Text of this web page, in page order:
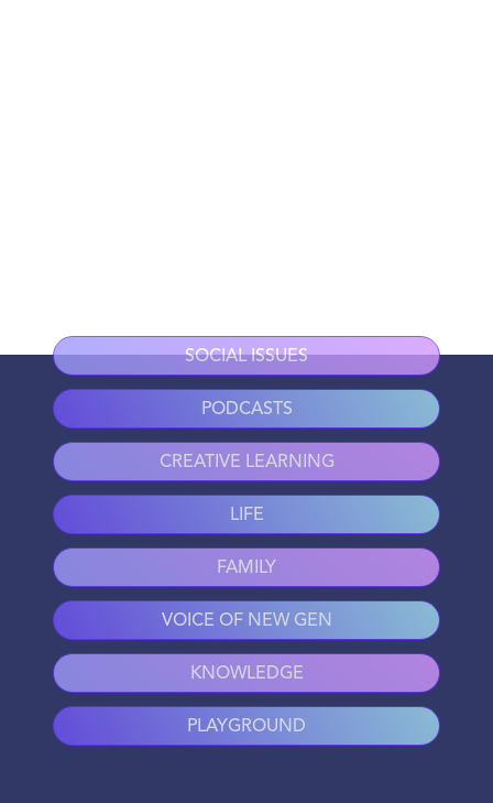
SOCIAL ISSUES
PODCASTS
CREATIVE LEARNING
LIFE
FAMILY
VOICE OF NEW GEN
KNOWLEDGE
PLAYGROUND